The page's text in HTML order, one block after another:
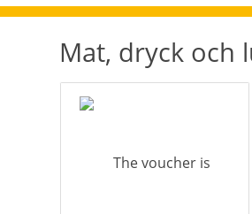
Mat, dryck och